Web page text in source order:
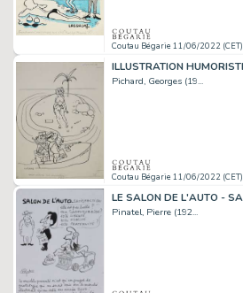
Coutau Bégarie 11/06/2022 (CET)
Pichard, Georges (19...
Coutau Bégarie 11/06/2022 (CET)
Pinatel, Pierre (192...